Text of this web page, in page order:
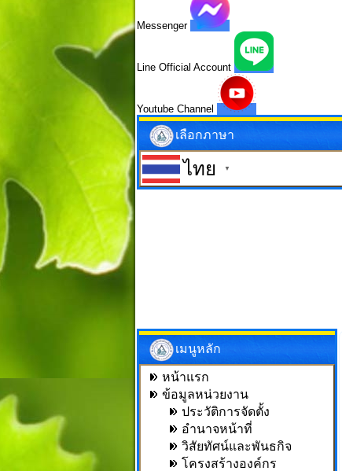
Messenger
Line Official Account
Youtube Channel
เลือกภาษา
ไทย ▼
เมนูหลัก
หน้าแรก
ข้อมูลหน่วยงาน
ประวัติการจัดตั้ง
อำนาจหน้าที่
วิสัยทัศน์และพันธกิจ
โครงสร้างองค์กร